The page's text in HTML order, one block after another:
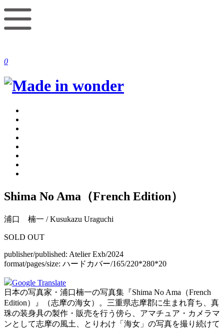
0
Shima No Ama（French Edition）
浦口 楠一 / Kusukazu Uraguchi
SOLD OUT
publisher/published: Atelier Exb/2024
format/pages/size: ハードカバー/165/220*280*20
Google Translate
日本の写真家・浦口楠一の写真集『Shima No Ama（French
Edition）』（志摩の海女）。三重県志摩郡に生まれ育ち、真
珠の装身具の製作・販売を行う傍ら、アマチュア・カメラマ
ンとして志摩の風土、とりわけ「海女」の写真を撮り続けて